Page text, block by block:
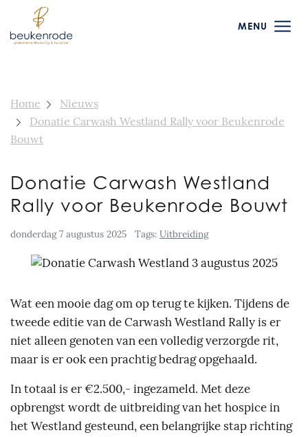
MENU
Home
Nieuws
Donatie Carwash Westland Rally voor Beukenrode
Bouwt
Donatie Carwash Westland
Rally voor Beukenrode Bouwt
donderdag 7 augustus 2025 Tags: Uitbreiding
Wat een mooie dag om op terug te kijken. Tijdens de
tweede editie van de Carwash Westland Rally is er
niet alleen genoten van een volledig verzorgde rit,
maar is er ook een prachtig bedrag opgehaald.
In totaal is er €2.500,- ingezameld. Met deze
opbrengst wordt de uitbreiding van het hospice in
het Westland gesteund, een belangrijke stap richting